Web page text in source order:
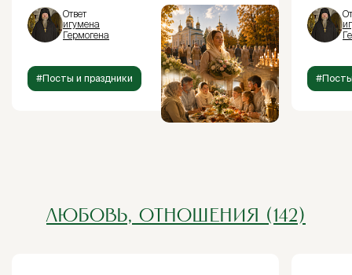
Ответ
игумена
Гермогена
#Посты и праздники
ЛЮБОВЬ, ОТНОШЕНИЯ (142)